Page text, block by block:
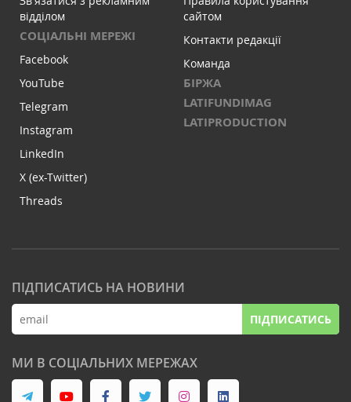
відділом
СОЦІАЛЬНІ МЕРЕЖІ
Facebook
YouTube
Telegram
Instagram
LinkedIn
X (ex-Twitter)
Threads
сайтом
Контакти редакції
Команда
БІРЖА
LATIFUNDIMAG
LATIPRODUCTION
ПІДПИСАТИСЬ НА НОВИНИ
ПІДПИСАТИСЬ
МИ В СОЦІАЛЬНИХ МЕРЕЖАХ